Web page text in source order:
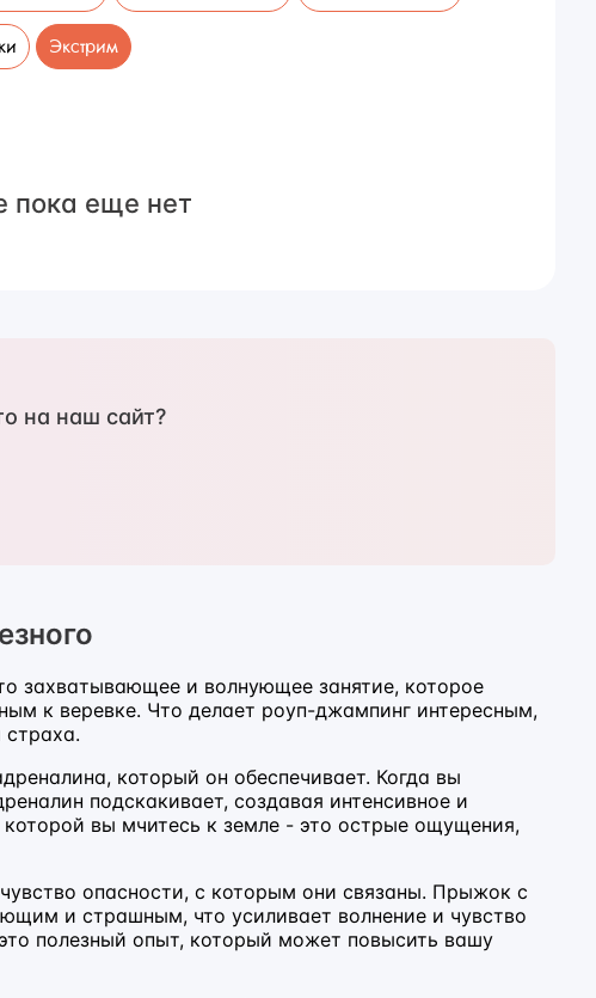
Экстрим
пока еще нет
на наш сайт?
захватывающее и волнующее занятие, которое
к веревке. Что делает роуп-джампинг интересным,
который он обеспечивает. Когда вы
подскакивает, создавая интенсивное и
вы мчитесь к земле - это острые ощущения,
опасности, с которым они связаны. Прыжок с
и страшным, что усиливает волнение и чувство
полезный опыт, который может повысить вашу